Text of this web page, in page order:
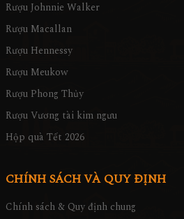
Rượu Johnnie Walker
Rượu Macallan
Rượu Hennessy
Rượu Meukow
Rượu Phong Thủy
Rượu Vương tài kim ngưu
Hộp quà Tết 2026
CHÍNH SÁCH VÀ QUY ĐỊNH
Chính sách & Quy định chung